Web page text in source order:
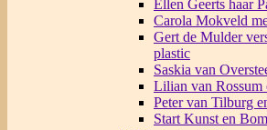
Ellen Geerts haar
Carola Mokveld
Gert de Mulder
plastic
Saskia van
Lilian van Rossum
Peter van Tilburg
Start Kunst en